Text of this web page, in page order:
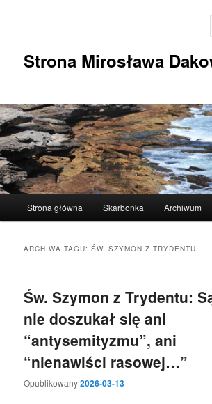
Strona Mirosława
Strona główna Skarbonka Archiwum
ARCHIWA TAGU:ŚW. SZYMON Z TRYDENTU
Św. Szymon z Trydentu:
nie doszukał się ani
“antysemityzmu”, ani
“nienawiści rasowej…”
Opublikowany2026-03-13